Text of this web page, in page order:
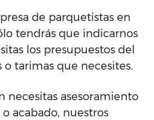
de parquetistas en
tendrás que indicarnos
los presupuestos del
tarimas que necesites.
necesitas asesoramiento
acabado, nuestros